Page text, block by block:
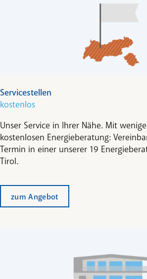
Servicestellen
kostenlos
Unser Service in Ihrer Nähe. Mit
kostenlosen Energieberatung:
Termin in einer unserer 19
Tirol.
zum Angebot